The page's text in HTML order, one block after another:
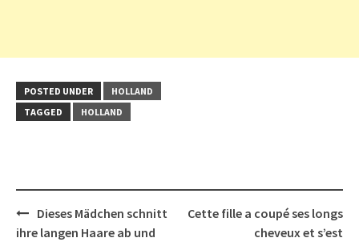
POSTED UNDER
HOLLAND
TAGGED
HOLLAND
Post
navigation
Dieses Mädchen schnitt
ihre langen Haare ab und
Cette fille a coupé ses longs
cheveux et s’est